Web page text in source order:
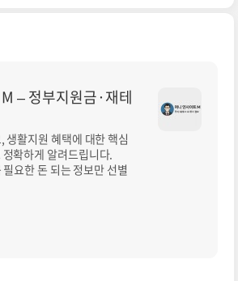
– 정부지원금·재테
생활지원 혜택에 대한 핵심
확하게 알려드립니다.
요한 돈 되는 정보만 선별